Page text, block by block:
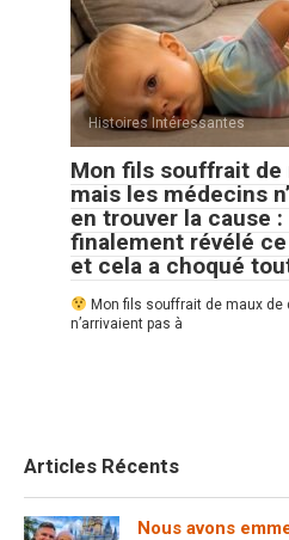
Histoires Intéressantes
Mon fils souffrait de
mais les médecins
en trouver la cause
finalement révélé
et cela a choqué
Mon fils souffrait de maux
n’arrivaient pas à
Articles Récents
Nous avons